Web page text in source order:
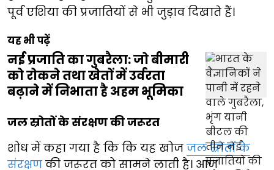
पूर्व एशिया की प्रजातियों से भी जुड़ाव दिखाते हैं।
यह भी पढ़ें
नई प्रजाति का गुबरैला: जो बीमारी
को रोकने तथा खेतों में उर्वरता
बढ़ाने में निभाता है अहम भूमिका
जल स्रोतों के संरक्षण की जरूरत
शोध में कहा गया है कि कि यह खोज जल स्रोतों के
संरक्षण की जरूरत को सामने लाती है। आज